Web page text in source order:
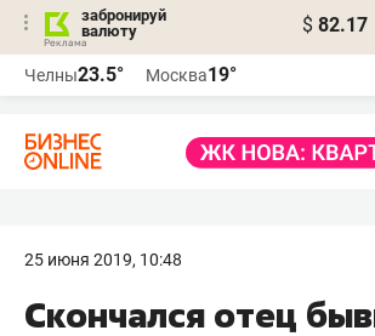
забронируй
валюту
$ 82.17
Челны23.5° Москва19°
25 июня 2019, 10:48
Скончался отец